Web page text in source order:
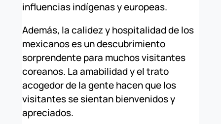
influencias indígenas y europeas.
Además, la calidez y hospitalidad de los
mexicanos es un descubrimiento
sorprendente para muchos visitantes
coreanos. La amabilidad y el trato
acogedor de la gente hacen que los
visitantes se sientan bienvenidos y
apreciados.